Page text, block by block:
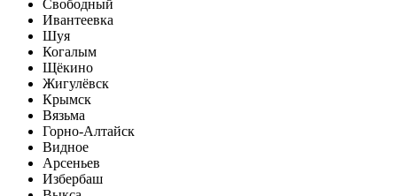
Свободный
Ивантеевка
Шуя
Когалым
Щёкино
Жигулёвск
Крымск
Вязьма
Горно-Алтайск
Видное
Арсеньев
Избербаш